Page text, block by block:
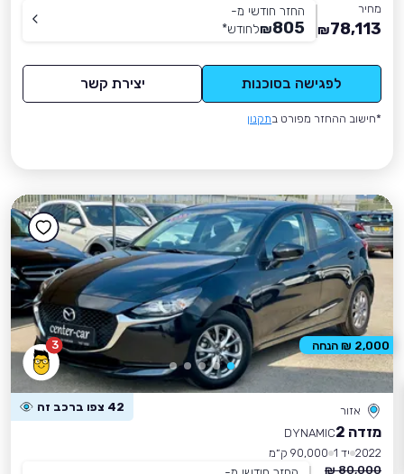
מחיר
78,113
₪
החזר חודשי מ-
805
₪לחודש*
לפגישה בסוכנות יצירת קשר
*חישוב ההחזר מפורט בתקנון
3
אזור 42 צפו ברכב זה
מזדה 2
DYNAMIC
2022 יד 1
90,000 ק״מ
80,000 ₪
2,000 ₪ הנחה